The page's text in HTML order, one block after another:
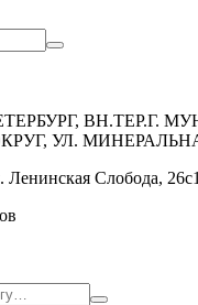
ВН.ТЕР.Г.
УЛ.
Ленинская Слобода,